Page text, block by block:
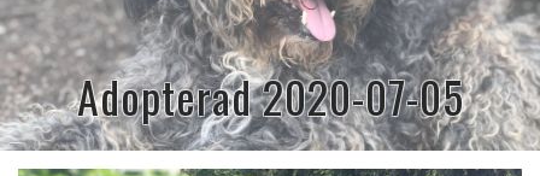
Adopterad 2020-07-05